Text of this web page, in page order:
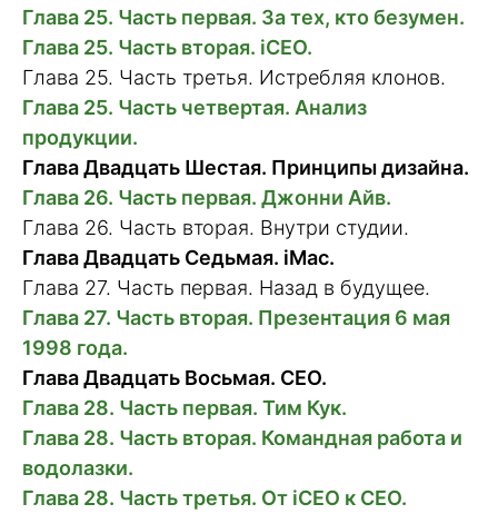
Глава 25. Часть первая. За тех, кто безумен.
Глава 25. Часть вторая. iCEO.
Глава 25. Часть третья. Истребляя клонов.
Глава 25. Часть четвертая. Анализ
продукции.
Глава Двадцать Шестая. Принципы дизайна.
Глава 26. Часть первая. Джонни Айв.
Глава 26. Часть вторая. Внутри студии.
Глава Двадцать Седьмая. iMac.
Глава 27. Часть первая. Назад в будущее.
Глава 27. Часть вторая. Презентация 6 мая
1998 года.
Глава Двадцать Восьмая. CEO.
Глава 28. Часть первая. Тим Кук.
Глава 28. Часть вторая. Командная работа и
водолазки.
Глава 28. Часть третья. От iCEO к CEO.